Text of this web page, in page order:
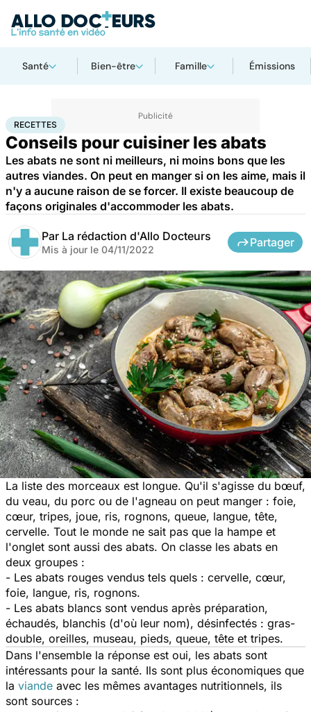
Santé Bien-être Famille Émissions
AccueilSantéRecettes
RECETTES
Conseils pour cuisiner les abats
Les abats ne sont ni meilleurs, ni moins bons que les
autres viandes. On peut en manger si on les aime, mais il
n'y a aucune raison de se forcer. Il existe beaucoup de
façons originales d'accommoder les abats.
Par La rédaction d'Allo Docteurs
Mis à jour le 04/11/2022
Partager
La liste des morceaux est longue. Qu'il s'agisse du bœuf,
du veau, du porc ou de l'agneau on peut manger : foie,
cœur, tripes, joue, ris, rognons, queue, langue, tête,
cervelle. Tout le monde ne sait pas que la hampe et
l'onglet sont aussi des abats. On classe les abats en
deux groupes :
- Les abats rouges vendus tels quels : cervelle, cœur,
foie, langue, ris, rognons.
- Les abats blancs sont vendus après préparation,
échaudés, blanchis (d'où leur nom), désinfectés : gras-
double, oreilles, museau, pieds, queue, tête et tripes.
Dans l'ensemble la réponse est oui, les abats sont
intéressants pour la santé. Ils sont plus économiques que
la viande avec les mêmes avantages nutritionnels, ils
sont sources :